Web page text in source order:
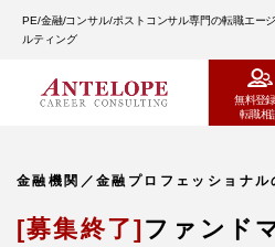
PE/金融/コンサル/ポストコンサル専門の転職エ
ルティング
無料登録
転職相
金融機関／金融プロフェッショナル
[募集終了] ファンド